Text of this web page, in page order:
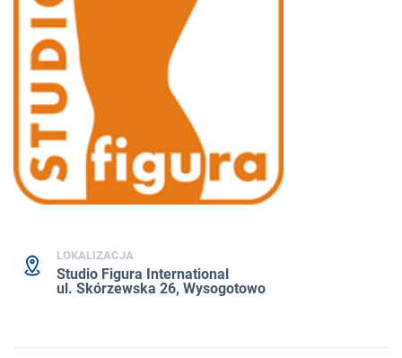
LOKALIZACJA
Studio Figura International
ul. Skórzewska 26, Wysogotowo